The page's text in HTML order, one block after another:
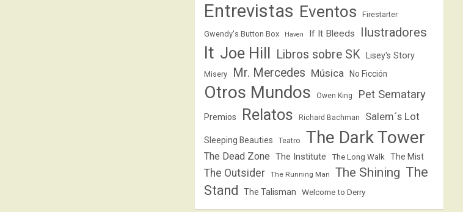
Entrevistas Eventos Firestarter
Gwendy's Button Box Haven If It Bleeds Ilustradores
It Joe Hill Libros sobre SK Lisey's Story
Misery Mr. Mercedes Música No Ficción
Otros Mundos Owen King Pet Sematary
Premios Relatos Richard Bachman Salem´s Lot
Sleeping Beauties Teatro The Dark Tower
The Dead Zone The Institute The Long Walk The Mist
The Outsider The Running Man The Shining The
Stand
The Talisman Welcome to Derry